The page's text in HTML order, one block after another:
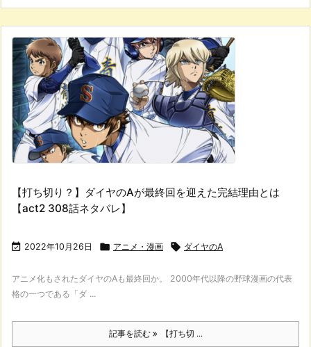
【打ち切り？】ダイヤのAが最終回を迎えた完結理由とは
【act2 308話ネタバレ】
 2022年10月26日  アニメ・漫画  ダイヤのA
アニメ化もされたダイヤのAも最終回か。 2000年代以降の野球漫画の代表
格の一つである「ダ ...
記事を読む 【打ち切 ...